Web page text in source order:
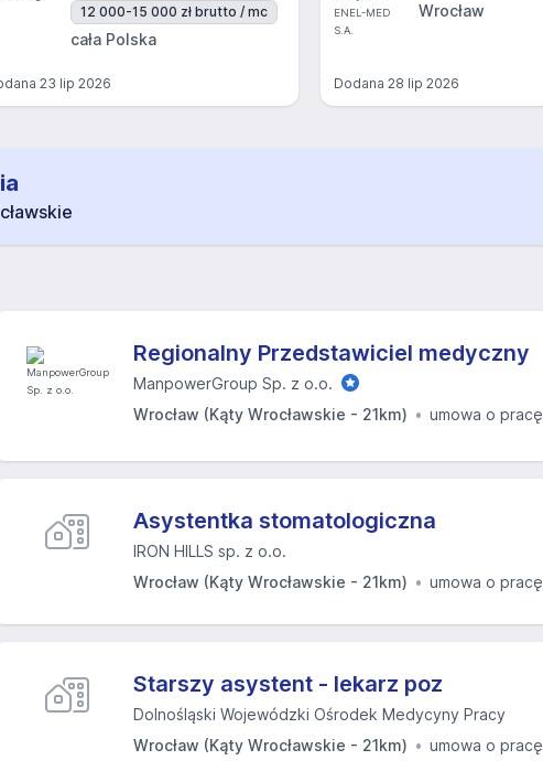
12 000-15 000 zł brutto / mc
cała Polska
23 lip 2026
Wrocław
Dodana 28 lip 2026
Regionalny Przedstawiciel medyczny
ManpowerGroup Sp. z o.o.
Wrocław (Kąty Wrocławskie - 21km)
umowa o pracę
Asystentka stomatologiczna
IRON HILLS sp. z o.o.
Wrocław (Kąty Wrocławskie - 21km)
umowa o pracę
Starszy asystent - lekarz poz
Dolnośląski Wojewódzki Ośrodek Medycyny Pracy
Wrocław (Kąty Wrocławskie - 21km)
umowa o pracę